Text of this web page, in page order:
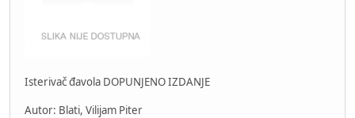
Isterivač đavola DOPUNJENO IZDANJE
Autor: Blati, Vilijam Piter